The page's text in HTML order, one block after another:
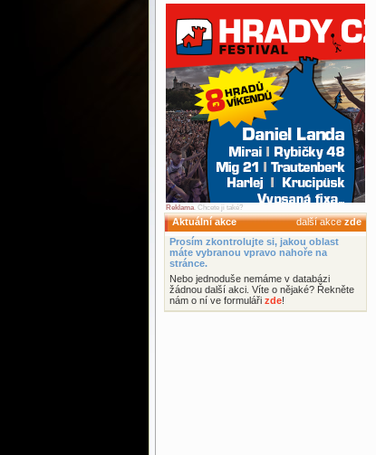
Reklama. Chcete ji také?
Aktuální akce další akcezde
Prosím zkontrolujte si, jakou oblast
máte vybranou vpravo nahoře na
stránce.
Nebo jednoduše nemáme v databázi
žádnou další akci. Víte o nějaké? Řekněte
nám o ní ve formuláři zde!